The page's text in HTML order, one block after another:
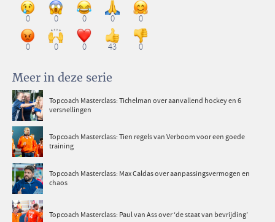
0 0 0 0 0
0 0 0 43 0
Meer in deze serie
Topcoach Masterclass: Tichelman over aanvallend hockey en 6
versnellingen
Topcoach Masterclass: Tien regels van Verboom voor een goede
training
Topcoach Masterclass: Max Caldas over aanpassingsvermogen en
chaos
Topcoach Masterclass: Paul van Ass over ‘de staat van bevrijding’